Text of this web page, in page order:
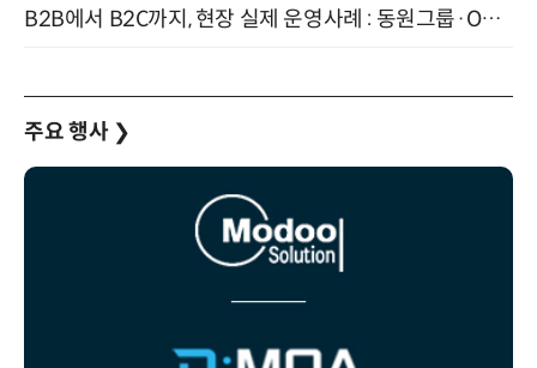
B2B에서 B2C까지, 현장 실제 운영사례 : 동원그룹·OCI·다이닝브랜즈그룹·당근 (8/27)
주요 행사 ❯